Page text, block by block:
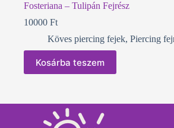
Fosteriana – Tulipán Fejrész
10000 Ft
Köves piercing fejek, Piercing
Kosárba teszem